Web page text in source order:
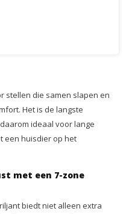
stellen die samen slapen en
Het is de langste
ideaal voor lange
een huisdier op het
met een 7-zone
biedt niet alleen extra